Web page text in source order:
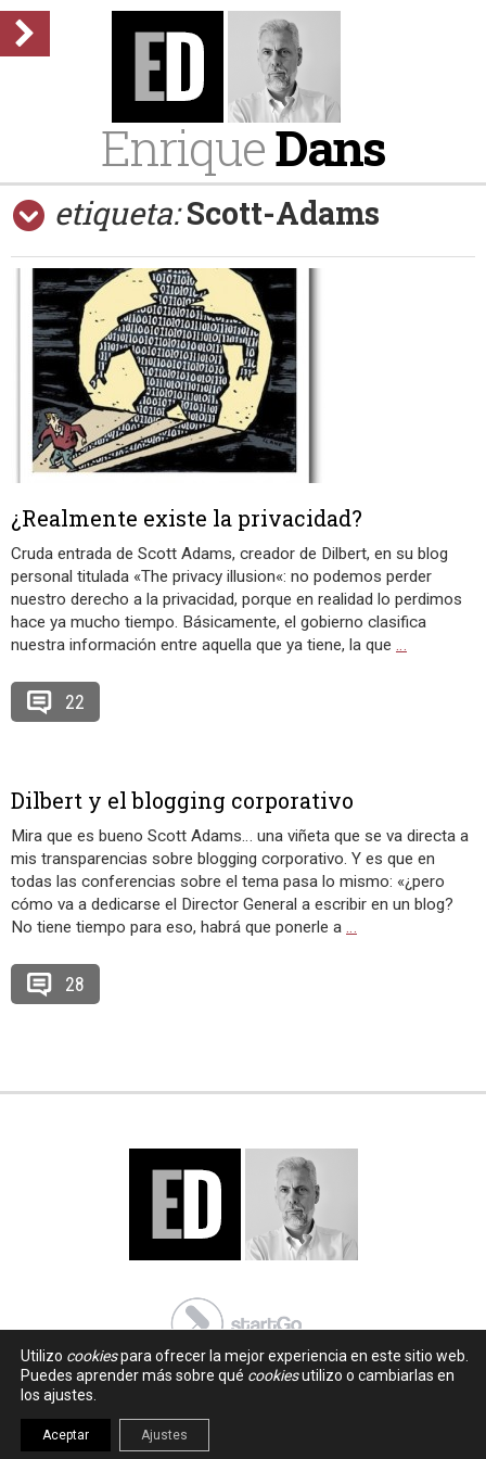
EnriqueDans
etiqueta: Scott-Adams
¿Realmente existe la privacidad?
Cruda entrada de Scott Adams, creador de Dilbert, en su blog
personal titulada «The privacy illusion«: no podemos perder
nuestro derecho a la privacidad, porque en realidad lo perdimos
hace ya mucho tiempo. Básicamente, el gobierno clasifica
nuestra información entre aquella que ya tiene, la que …
22
Dilbert y el blogging corporativo
Mira que es bueno Scott Adams… una viñeta que se va directa a
mis transparencias sobre blogging corporativo. Y es que en
todas las conferencias sobre el tema pasa lo mismo: «¿pero
cómo va a dedicarse el Director General a escribir en un blog?
No tiene tiempo para eso, habrá que ponerle a …
28
Utilizo cookiespara ofrecer la mejor experiencia en este sitio web.
Puedes aprender más sobre qué cookiesutilizo o cambiarlas en
los ajustes.
Aceptar Ajustes